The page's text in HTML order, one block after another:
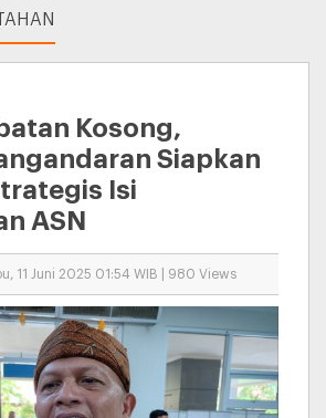
Kosong,
Siapkan
Isi
ASN
11 Juni 2025 01:54 WIB | 980 Views